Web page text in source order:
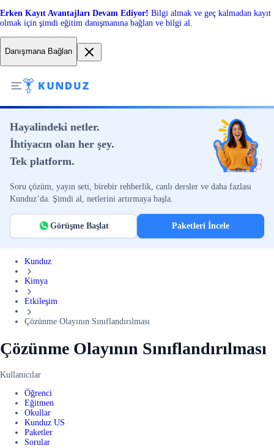
Erken Kayıt Avantajları Devam Ediyor! Bilgi almak ve geç kalmadan kayıt
olmak için şimdi eğitim danışmanına bağlan ve bilgi al.
Danışmana Bağlan
Hayalindeki netler.
İhtiyacın olan her şey.
Tek platform.
Soru çözüm, yayın seti, birebir rehberlik, canlı dersler ve daha fazlası
Kunduz’da. Şimdi al, netlerini artırmaya başla.
Görüşme Başlat Paketleri İncele
Kunduz
Kimya
Etkileşim
Çözünme Olayının Sınıflandırılması
Çözünme Olayının Sınıflandırılması
Kullanıcılar
Öğrenci
Eğitmen
Okullar
Kunduz US
Paketler
Sorular